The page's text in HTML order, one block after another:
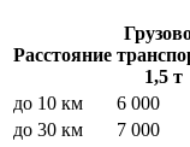
Расстояние
1,5 т
до 10 км
6 000
до 30 км
7 000